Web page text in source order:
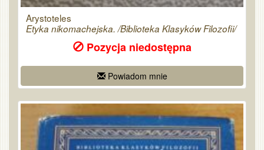
Arystoteles
Etyka nikomachejska. /Biblioteka Klasyków Filozofii/
Pozycja niedostępna
Powiadom mnie